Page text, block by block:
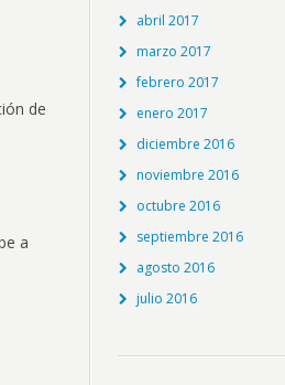
de
a
abril 2017
marzo 2017
febrero 2017
enero 2017
diciembre 2016
noviembre 2016
octubre 2016
septiembre 2016
agosto 2016
julio 2016